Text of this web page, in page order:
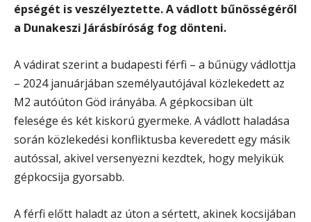
épségét is veszélyeztette.A vádlott bűnösségéről
a Dunakeszi Járásbíróság fog dönteni.
A vádirat szerint a budapesti férfi – a bűnügy vádlottja
– 2024 januárjában személyautójával közlekedett az
M2 autóúton Göd irányába. A gépkocsiban ült
felesége és két kiskorú gyermeke. A vádlott haladása
során közlekedési konfliktusba keveredett egy másik
autóssal, akivel versenyezni kezdtek, hogy melyikük
gépkocsija gyorsabb.
A férfi előtt haladt az úton a sértett, akinek kocsijában